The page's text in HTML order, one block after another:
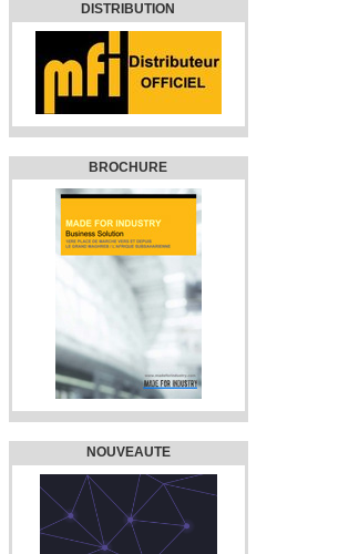
DISTRIBUTION
BROCHURE
NOUVEAUTE